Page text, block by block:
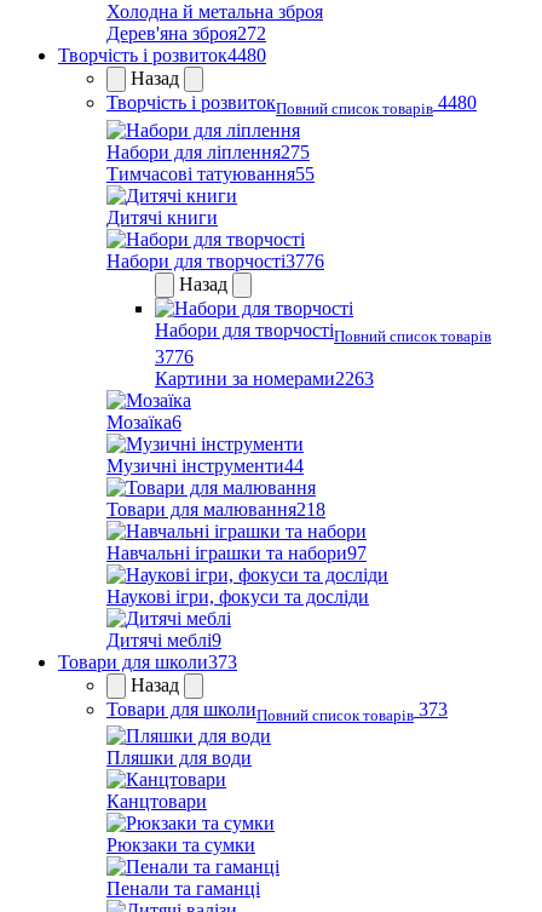
Холодна й метальна зброя
Дерев'яна зброя272
Творчість і розвиток4480
Назад
Творчість і розвитокПовний список товарів 4480
Набори для ліплення275
Тимчасові татуювання55
Дитячі книги
Набори для творчості3776
Назад
Набори для творчостіПовний список товарів
3776
Картини за номерами2263
Мозаїка6
Музичні інструменти44
Товари для малювання218
Навчальні іграшки та набори97
Наукові ігри, фокуси та досліди
Дитячі меблі9
Товари для школи373
Назад
Товари для школиПовний список товарів 373
Пляшки для води
Канцтовари
Рюкзаки та сумки
Пенали та гаманці